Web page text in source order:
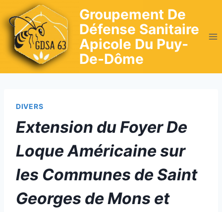
to
content
Groupement De
Défense Sanitaire
Apicole Du Puy-
De-Dôme
DIVERS
Extension du Foyer De
Loque Américaine sur
les Communes de Saint
Georges de Mons et